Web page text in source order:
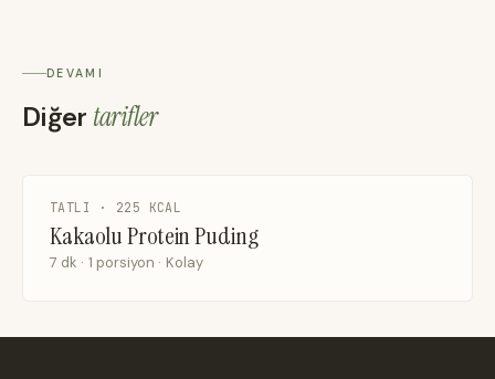
DEVAMI
Diğer tarifler
TATLI · 225 KCAL
Kakaolu Protein Puding
7 dk · 1 porsiyon · Kolay